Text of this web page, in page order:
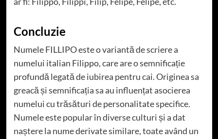
Concluzie
Numele FILLIPO este o variantă de scriere a
numelui italian Filippo, care are o semnificație
profundă legată de iubirea pentru cai. Originea sa
greacă și semnificația sa au influențat asocierea
numelui cu trăsături de personalitate specifice.
Numele este popular în diverse culturi și a dat
naștere la nume derivate similare, toate având un